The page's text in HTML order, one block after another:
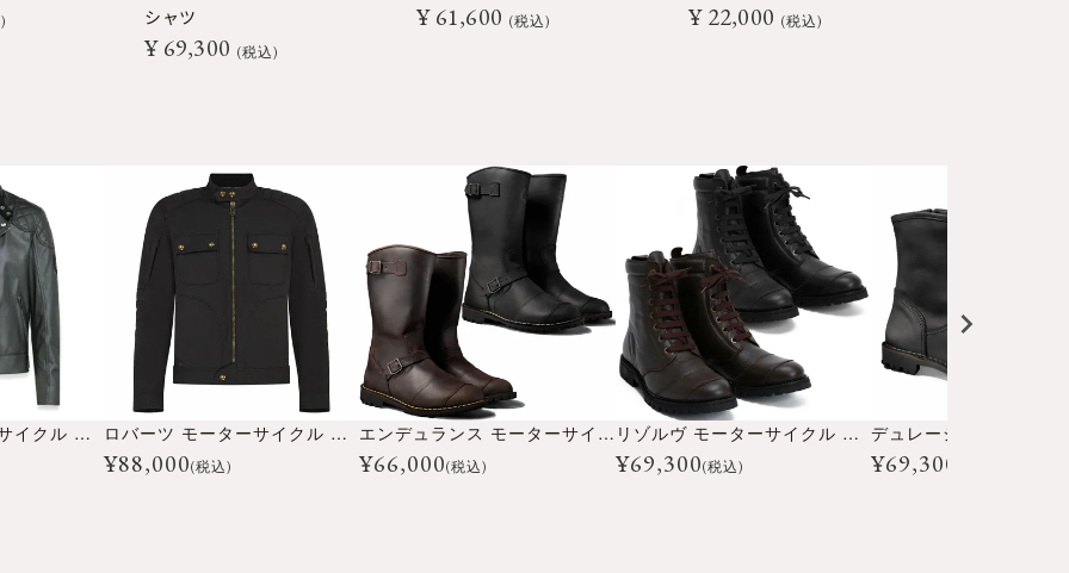
シャツ
¥ 69,300 税込
¥ 61,600 税込 ¥ 22,000 税込
アイビー モーターサイクル ジャケット ロバーツ モーターサイクル ジャケット
¥88,000(税込)
エンデュランス モーターサイクル ブーツ
¥66,000(税込)
リゾルヴ モーターサイクル ブーツ
¥69,300(税込) ¥69,300